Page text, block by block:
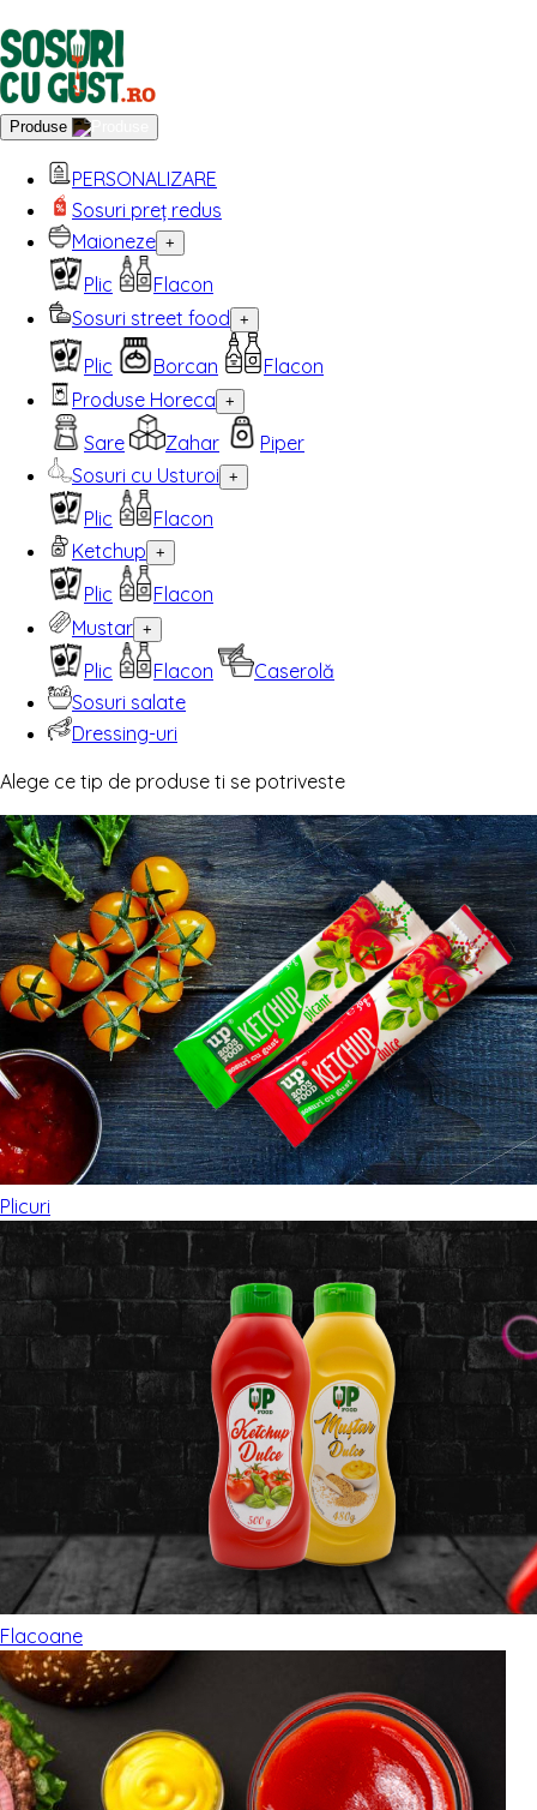
Produse
PERSONALIZARE
Sosuri preț redus
Maioneze +
Plic
Flacon
Sosuri street food +
Plic Borcan
Flacon
Produse Horeca +
Sare Zahar
Piper
Sosuri cu Usturoi +
Plic
Flacon
Ketchup +
Plic
Flacon
Mustar +
Plic Flacon
Caserolă
Sosuri salate
Dressing-uri
Alege ce tip de produse ti se potriveste
Plicuri
Flacoane